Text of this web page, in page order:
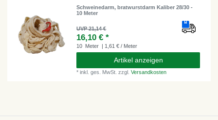
Schweinedarm, bratwurstdarm Kaliber 28/30 -
10 Meter
UVP 21,14 €
16,10 € *
10 Meter | 1,61 € / Meter
Artikel anzeigen
*inkl. ges. MwSt. zzgl.Versandkosten